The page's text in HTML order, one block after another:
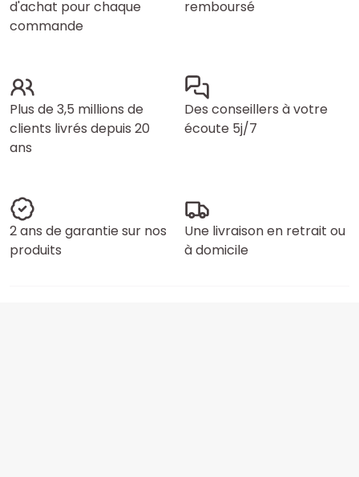
d'achat pour chaque
commande
remboursé
Plus de 3,5 millions de
clients livrés depuis 20
ans
Des conseillers à votre
écoute 5j/7
2 ans de garantie sur nos
produits
Une livraison en retrait ou
à domicile